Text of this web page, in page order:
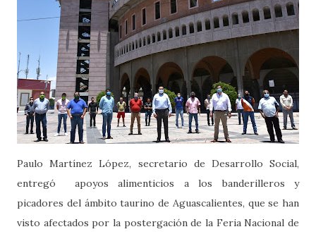
Paulo Martínez López, secretario de Desarrollo Social,
entregó apoyos alimenticios a los banderilleros y
picadores del ámbito taurino de Aguascalientes, que se han
visto afectados por la postergación de la Feria Nacional de